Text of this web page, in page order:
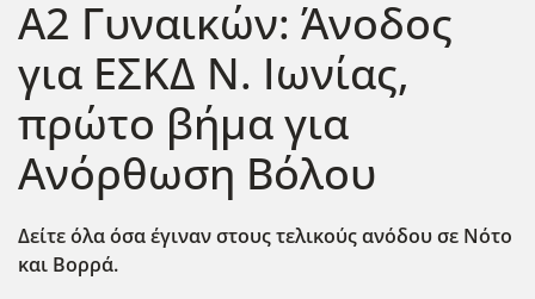
Α2 Γυναικών: Άνοδος
για ΕΣΚΔ Ν. Ιωνίας,
πρώτο βήμα για
Ανόρθωση Βόλου
Δείτε όλα όσα έγιναν στους τελικούς ανόδου σε Νότο
και Βορρά.